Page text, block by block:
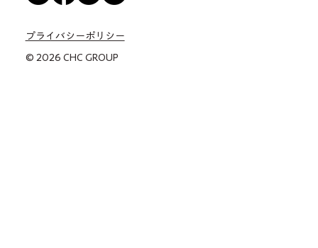
プライバシーポリシー
© 2026 CHC GROUP